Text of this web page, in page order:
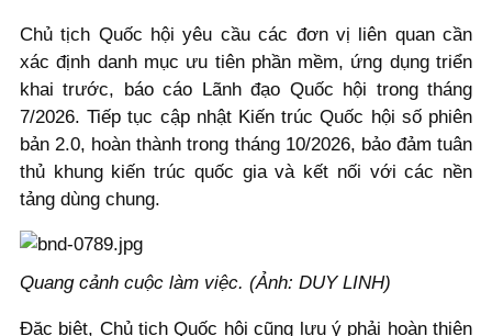
Chủ tịch Quốc hội yêu cầu các đơn vị liên quan cần
xác định danh mục ưu tiên phần mềm, ứng dụng triển
khai trước, báo cáo Lãnh đạo Quốc hội trong tháng
7/2026. Tiếp tục cập nhật Kiến trúc Quốc hội số phiên
bản 2.0, hoàn thành trong tháng 10/2026, bảo đảm tuân
thủ khung kiến trúc quốc gia và kết nối với các nền
tảng dùng chung.
Quang cảnh cuộc làm việc. (Ảnh: DUY LINH)
Đặc biệt, Chủ tịch Quốc hội cũng lưu ý phải hoàn thiện